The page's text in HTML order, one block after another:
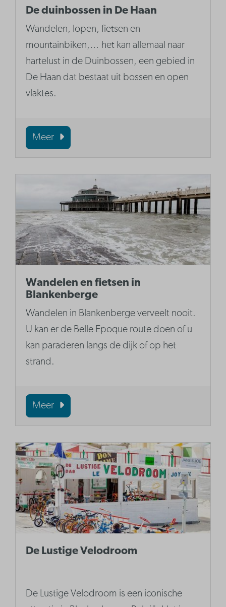
De duinbossen in De Haan
Wandelen, lopen, fietsen en
mountainbiken,… het kan allemaal naar
hartelust in de Duinbossen, een gebied in
De Haan dat bestaat uit bossen en open
vlaktes.
Meer
Wandelen en fietsen in
Blankenberge
Wandelen in Blankenberge verveelt nooit.
U kan er de Belle Epoque route doen of u
kan paraderen langs de dijk of op het
strand.
Meer
De Lustige Velodroom
De Lustige Velodroom is een iconische